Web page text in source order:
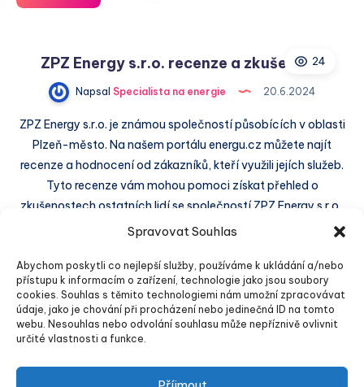
Spravovat Souhlas
Abychom poskytli co nejlepší služby, používáme k ukládání a/nebo
přístupu k informacím o zařízení, technologie jako jsou soubory
cookies. Souhlas s těmito technologiemi nám umožní zpracovávat
údaje, jako je chování při procházení nebo jedinečná ID na tomto
webu. Nesouhlas nebo odvolání souhlasu může nepříznivě ovlivnit
určité vlastnosti a funkce.
Energia,
závod
recenze
zkušenosti
24
ZPZ Energy s.r.o. recenze a zkušenosti
Napsal Specialista na energie 20.6.2024
ZPZ Energy s.r.o. je známou společností působících v oblasti
Plzeň-město. Na našem portálu energu.cz můžete najít
recenze a hodnocení od zákazníků, kteří využili jejích služeb.
Tyto recenze vám mohou pomoci získat přehled o
zkušenostech ostatních lidí se společností ZPZ Energy s.r.o..
Energy
s.r.o.
recenze
a
zkušenosti
Předchozí Stránka 3 z 220 Další